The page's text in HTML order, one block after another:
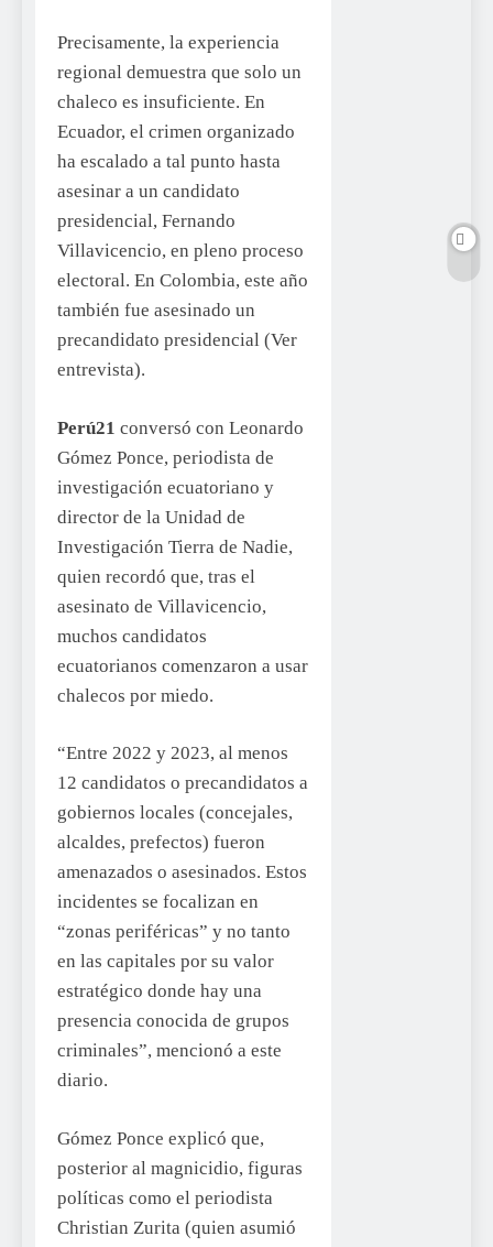
Precisamente, la experiencia
regional demuestra que solo un
chaleco es insuficiente. En
Ecuador, el crimen organizado
ha escalado a tal punto hasta
asesinar a un candidato
presidencial, Fernando
Villavicencio, en pleno proceso
electoral. En Colombia, este año
también fue asesinado un
precandidato presidencial (Ver
entrevista).
Perú21 conversó con Leonardo
Gómez Ponce, periodista de
investigación ecuatoriano y
director de la Unidad de
Investigación Tierra de Nadie,
quien recordó que, tras el
asesinato de Villavicencio,
muchos candidatos
ecuatorianos comenzaron a usar
chalecos por miedo.
“Entre 2022 y 2023, al menos
12 candidatos o precandidatos a
gobiernos locales (concejales,
alcaldes, prefectos) fueron
amenazados o asesinados. Estos
incidentes se focalizan en
“zonas periféricas” y no tanto
en las capitales por su valor
estratégico donde hay una
presencia conocida de grupos
criminales”, mencionó a este
diario.
Gómez Ponce explicó que,
posterior al magnicidio, figuras
políticas como el periodista
Christian Zurita (quien asumió